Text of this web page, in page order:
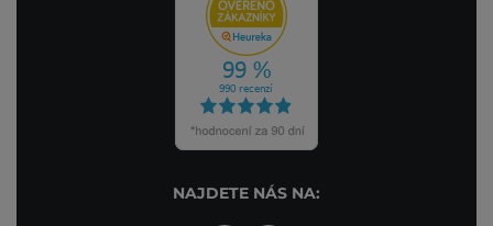
NAJDETE NÁS NA: